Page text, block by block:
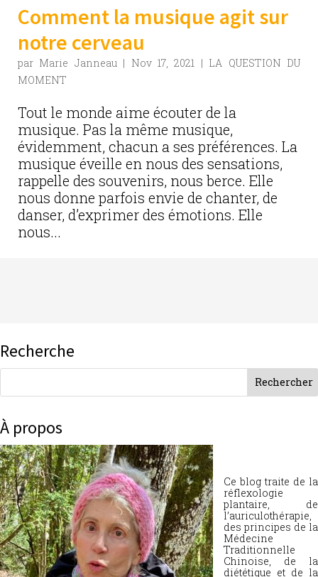
Comment la musique agit sur
notre cerveau
par Marie Janneau| Nov 17, 2021 | LA QUESTION DU
MOMENT
Tout le monde aime écouter de la
musique. Pas la même musique,
évidemment, chacun a ses préférences. La
musique éveille en nous des sensations,
rappelle des souvenirs, nous berce. Elle
nous donne parfois envie de chanter, de
danser, d’exprimer des émotions. Elle
nous...
Recherche
À propos
Ce blog traite de la
réflexologie
plantaire, de
l’auriculothérapie,
des principes de la
Médecine
Traditionnelle
Chinoise, de la
diététique et de la